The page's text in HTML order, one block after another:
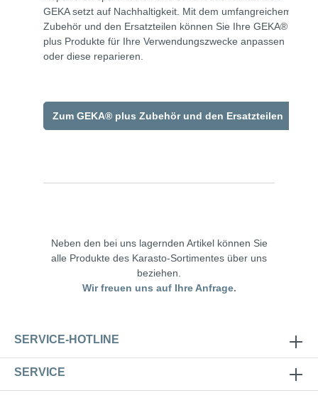
GEKA setzt auf Nachhaltigkeit. Mit dem umfangreichem
Zubehör und den Ersatzteilen können Sie Ihre GEKA®
plus Produkte für Ihre Verwendungszwecke anpassen
oder diese reparieren.
Zum GEKA® plus Zubehör und den Ersatzteilen
Neben den bei uns lagernden Artikel können Sie
alle Produkte des Karasto-Sortimentes über uns
beziehen.
Wir freuen uns auf Ihre Anfrage.
SERVICE-HOTLINE
SERVICE